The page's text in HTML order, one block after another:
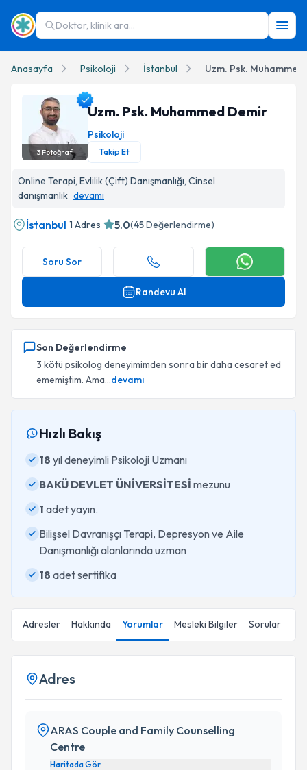
Doktor, klinik ara...
Anasayfa Psikoloji İstanbul Uzm. Psk. Muhammed
3 Fotoğraf
Uzm. Psk. Muhammed Demir
Psikoloji
Takip Et
Online Terapi, Evlilik (Çift) Danışmanlığı, Cinsel
danışmanlık devamı
İstanbul 1 Adres 5.0(45Değerlendirme)
Soru Sor
Randevu Al
Son Değerlendirme
3 kötü psikolog deneyimimden sonra bir daha cesaret ed
ememiştim. Ama...devamı
Hızlı Bakış
18 yıl deneyimli Psikoloji Uzmanı
BAKÜ DEVLET ÜNİVERSİTESİ mezunu
1 adet yayın.
Bilişsel Davranışçı Terapi, Depresyon ve Aile
Danışmanlığı alanlarında uzman
18 adet sertifika
Adresler Hakkında Yorumlar Mesleki Bilgiler Sorular
Adres
ARAS Couple and Family Counselling
Centre
Haritada Gör